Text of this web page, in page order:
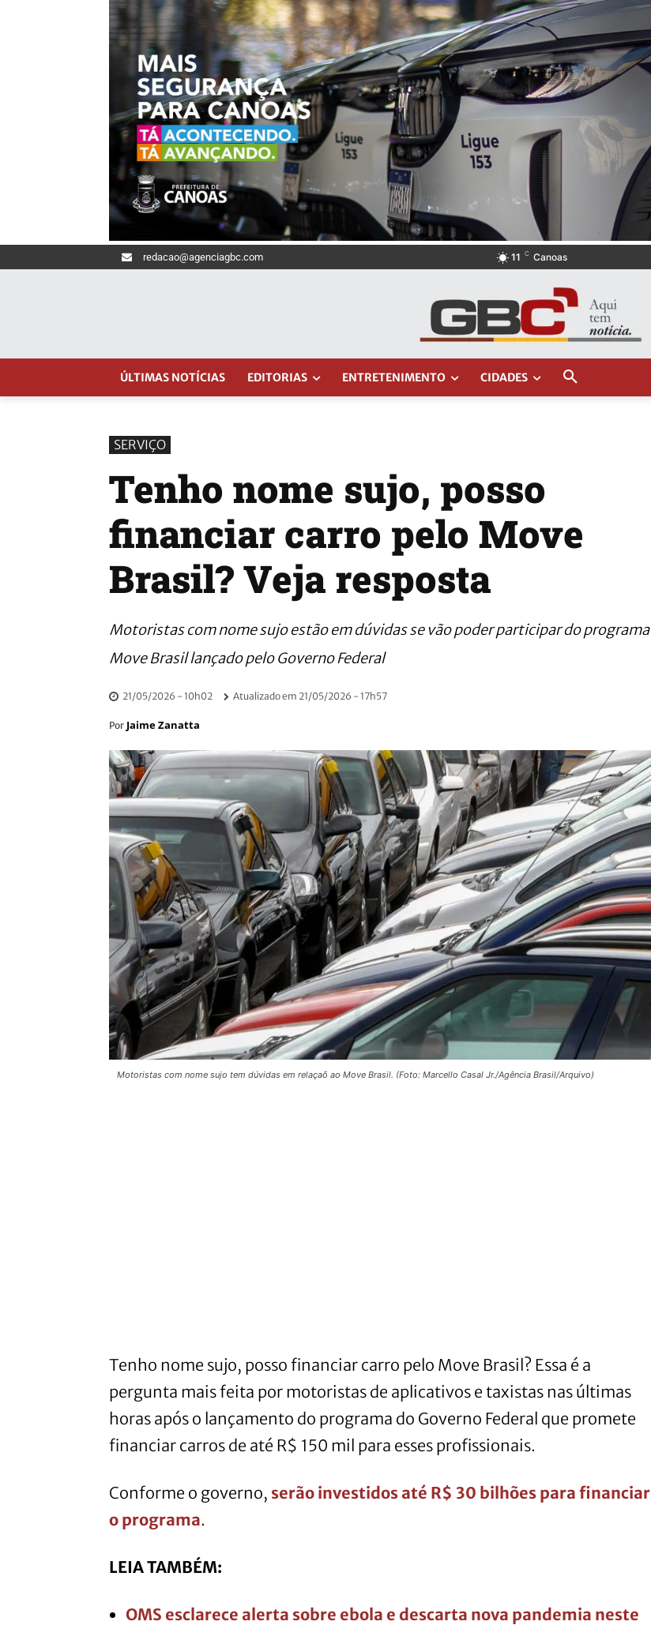
redacao@agenciagbc.com 11 C Canoas
ÚLTIMAS NOTÍCIAS EDITORIAS ENTRETENIMENTO CIDADES
SERVIÇO
Tenho nome sujo, posso
financiar carro pelo Move
Brasil? Veja resposta
Motoristas com nome sujo estão em dúvidas se vão poder participar do programa
Move Brasil lançado pelo Governo Federal
21/05/2026 - 10h02 Atualizado em 21/05/2026 - 17h57
Por Jaime Zanatta
Motoristas com nome sujo tem dúvidas em relaçaõ ao Move Brasil. (Foto: Marcello Casal Jr./Agência Brasil/Arquivo)
Tenho nome sujo, posso financiar carro pelo Move Brasil? Essa é a
pergunta mais feita por motoristas de aplicativos e taxistas nas últimas
horas após o lançamento do programa do Governo Federal que promete
financiar carros de até R$ 150 mil para esses profissionais.
Conforme o governo, serão investidos até R$ 30 bilhões para financiar
o programa.
LEIA TAMBÉM:
OMS esclarece alerta sobre ebola e descarta nova pandemia neste